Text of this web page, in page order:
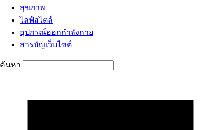
สุขภาพ
ไลฟ์สไตล์
อุปกรณ์ออกกำลังกาย
สารบัญเว็บไซต์
ค้นหา